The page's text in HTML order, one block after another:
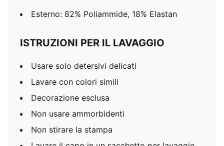
Esterno: 82% Poliammide, 18% Elastan
ISTRUZIONI PER IL LAVAGGIO
Usare solo detersivi delicati
Lavare con colori simili
Decorazione esclusa
Non usare ammorbidenti
Non stirare la stampa